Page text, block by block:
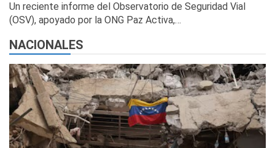
Un reciente informe del Observatorio de Seguridad Vial
(OSV), apoyado por la ONG Paz Activa,…
NACIONALES